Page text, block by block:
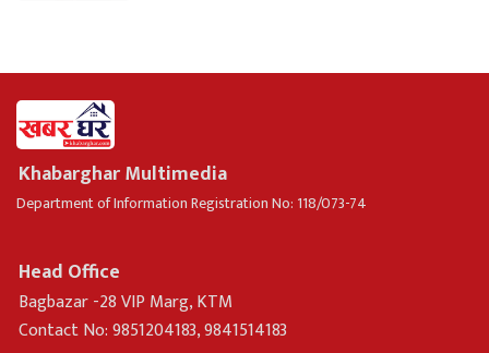
Khabarghar Multimedia
Department of Information Registration No: 118/073-74
Head Office
Bagbazar -28 VIP Marg, KTM
Contact No: 9851204183, 9841514183